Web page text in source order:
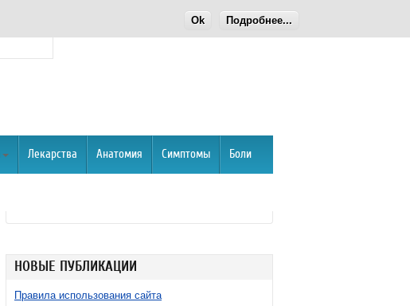
Ok Подробнее...
Лекарства Анатомия Симптомы Боли
НОВЫЕ ПУБЛИКАЦИИ
Правила использования сайта